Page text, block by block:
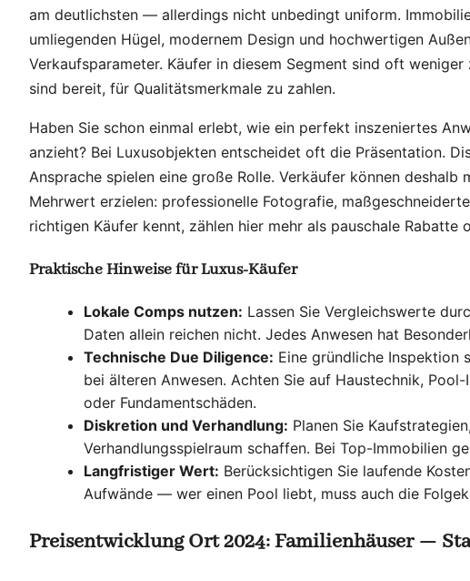
am deutlichsten — allerdings nicht unbedingt uniform.
umliegenden Hügel, modernem Design und hochwertigen
Verkaufsparameter. Käufer in diesem Segment sind oft
sind bereit, für Qualitätsmerkmale zu zahlen.
Haben Sie schon einmal erlebt, wie ein perfekt inszeniertes
anzieht? Bei Luxusobjekten entscheidet oft die Präsentation.
Ansprache spielen eine große Rolle. Verkäufer können
Mehrwert erzielen: professionelle Fotografie,
richtigen Käufer kennt, zählen hier mehr als pauschale Rabatte
Praktische Hinweise für Luxus-Käufer
Lokale Comps nutzen: Lassen Sie Vergleichswerte
Daten allein reichen nicht. Jedes Anwesen hat
Technische Due Diligence: Eine gründliche Inspektion
bei älteren Anwesen. Achten Sie auf Haustechnik,
oder Fundamentschäden.
Diskretion und Verhandlung: Planen Sie
Verhandlungsspielraum schaffen. Bei Top-Immobilien
Langfristiger Wert: Berücksichtigen Sie laufende
Aufwände — wer einen Pool liebt, muss auch die
Preisentwicklung Ort 2024: Familienhäuser —